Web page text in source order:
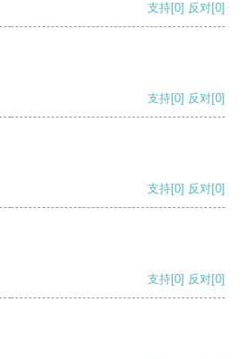
支持[0] 反对[0]
支持[0] 反对[0]
支持[0] 反对[0]
支持[0] 反对[0]